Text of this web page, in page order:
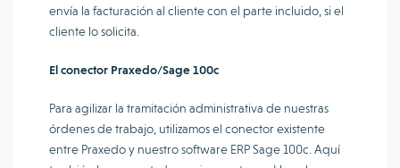
envía la facturación al cliente con el parte incluido, si el
cliente lo solicita.
El conector Praxedo/Sage 100c
Para agilizar la tramitación administrativa de nuestras
órdenes de trabajo, utilizamos el conector existente
entre Praxedo y nuestro software ERP Sage 100c. Aquí